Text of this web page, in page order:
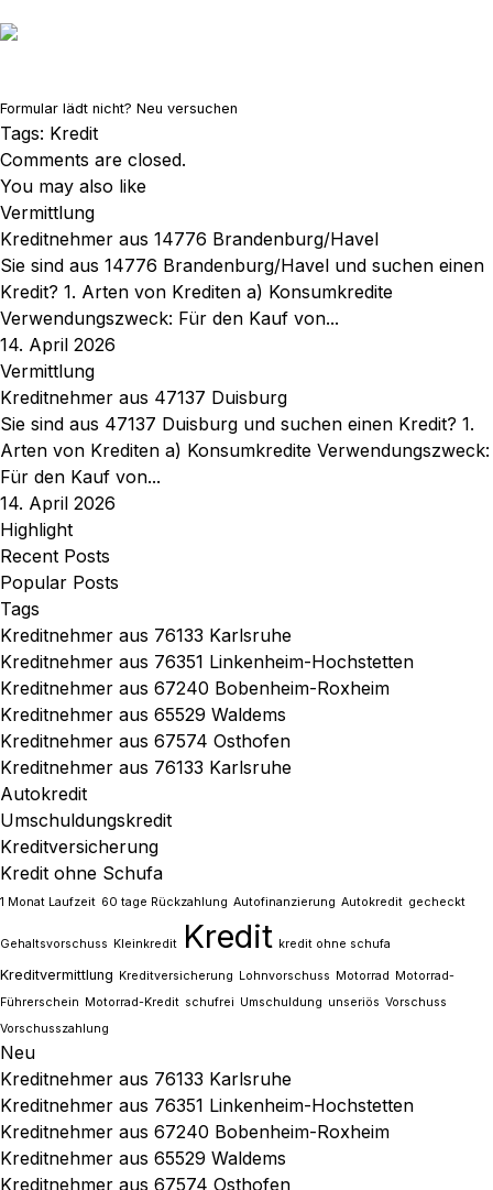
Formular lädt nicht? Neu versuchen
Tags: Kredit
Comments are closed.
You may also like
Vermittlung
Kreditnehmer aus 14776 Brandenburg/Havel
Sie sind aus 14776 Brandenburg/Havel und suchen einen
Kredit? 1. Arten von Krediten a) Konsumkredite
Verwendungszweck: Für den Kauf von...
14. April 2026
Vermittlung
Kreditnehmer aus 47137 Duisburg
Sie sind aus 47137 Duisburg und suchen einen Kredit? 1.
Arten von Krediten a) Konsumkredite Verwendungszweck:
Für den Kauf von...
14. April 2026
Highlight
Recent Posts
Popular Posts
Tags
Kreditnehmer aus 76133 Karlsruhe
Kreditnehmer aus 76351 Linkenheim-Hochstetten
Kreditnehmer aus 67240 Bobenheim-Roxheim
Kreditnehmer aus 65529 Waldems
Kreditnehmer aus 67574 Osthofen
Kreditnehmer aus 76133 Karlsruhe
Autokredit
Umschuldungskredit
Kreditversicherung
Kredit ohne Schufa
1 Monat Laufzeit 60 tage Rückzahlung Autofinanzierung Autokredit gecheckt
Gehaltsvorschuss Kleinkredit Kredit kredit ohne schufa
Kreditvermittlung Kreditversicherung Lohnvorschuss Motorrad Motorrad-
Führerschein Motorrad-Kredit schufrei Umschuldung unseriös Vorschuss
Vorschusszahlung
Neu
Kreditnehmer aus 76133 Karlsruhe
Kreditnehmer aus 76351 Linkenheim-Hochstetten
Kreditnehmer aus 67240 Bobenheim-Roxheim
Kreditnehmer aus 65529 Waldems
Kreditnehmer aus 67574 Osthofen